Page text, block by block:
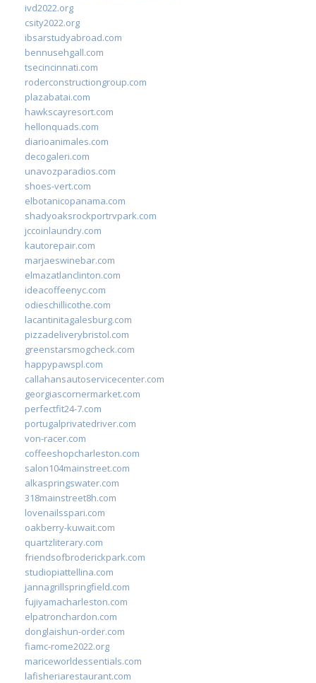
ivd2022.org
csity2022.org
ibsarstudyabroad.com
bennusehgall.com
tsecincinnati.com
roderconstructiongroup.com
plazabatai.com
hawkscayresort.com
hellonquads.com
diarioanimales.com
decogaleri.com
unavozparadios.com
shoes-vert.com
elbotanicopanama.com
shadyoaksrockportrvpark.com
jccoinlaundry.com
kautorepair.com
marjaeswinebar.com
elmazatlanclinton.com
ideacoffeenyc.com
odieschillicothe.com
lacantinitagalesburg.com
pizzadeliverybristol.com
greenstarsmogcheck.com
happypawspl.com
callahansautoservicecenter.com
georgiascornermarket.com
perfectfit24-7.com
portugalprivatedriver.com
von-racer.com
coffeeshopcharleston.com
salon104mainstreet.com
alkaspringswater.com
318mainstreet8h.com
lovenailsspari.com
oakberry-kuwait.com
quartzliterary.com
friendsofbroderickpark.com
studiopiattellina.com
jannagrillspringfield.com
fujiyamacharleston.com
elpatronchardon.com
donglaishun-order.com
fiamc-rome2022.org
mariceworldessentials.com
lafisheriarestaurant.com